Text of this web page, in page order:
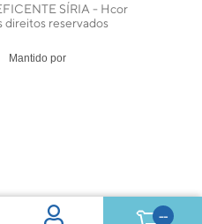
--
SÍRIA - Hcor
reservados
Mantido por